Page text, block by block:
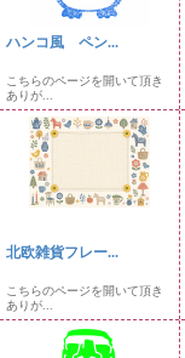
ハンコ風 ペン...
こちらのページを開いて頂き
ありが...
北欧雑貨フレー...
こちらのページを開いて頂き
ありが...